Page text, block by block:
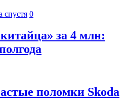
спустя 0
за 4 млн:
поломки Skoda